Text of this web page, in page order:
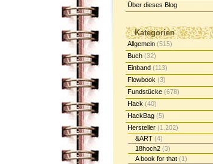
Über dieses Blog
Kategorien
Allgemein (515)
Buch (32)
Einband (113)
Flowbook (3)
Fundstücke (678)
Hack (40)
HackBag (5)
Hersteller (1.202)
&ART (4)
18hoch2 (3)
A book for that (1)